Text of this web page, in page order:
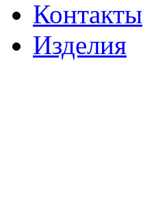
Контакты
Изделия